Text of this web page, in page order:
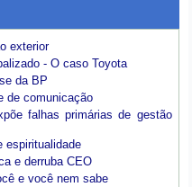
exterior
- O caso Toyota
da BP
de comunicação
falhas primárias de gestão
espiritualidade
e derruba CEO
e você nem sabe